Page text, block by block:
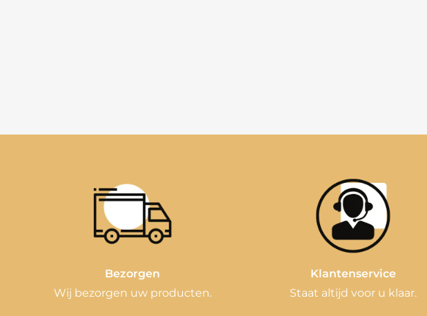
Bezorgen
Wij bezorgen uw producten.
Klantenservice
Staat altijd voor u klaar.